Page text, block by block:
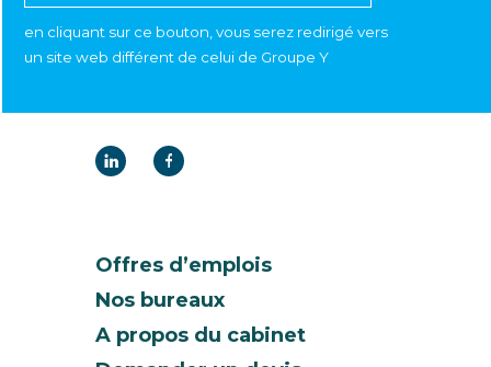
en cliquant sur ce bouton, vous serez redirigé vers
un site web différent de celui de Groupe Y
Offres d’emplois
Nos bureaux
A propos du cabinet